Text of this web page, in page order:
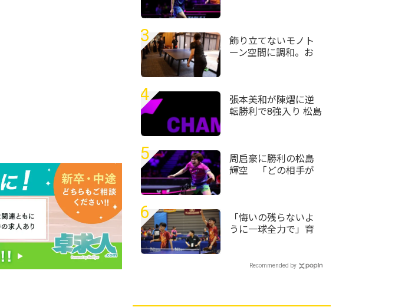
WTTチャンピオンズ
横浜2026＞
3
飾り立てないモノト
ーン空間に調和。お
話
4
張本美和が陳熠に逆
転勝利で8強入り 松島
2026
5
周启豪に勝利の松島
輝空 「どの相手が
ピオンズ横浜2026＞
6
「悔いの残らないよ
うに一球全力で」育
え初優勝＜卓球・近
Recommended by